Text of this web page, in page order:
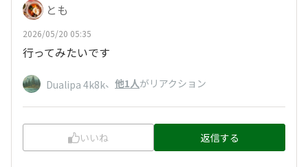
とも
2026/05/20 05:35
行ってみたいです
Dualipa 4k8k、 他1人がリアクション
いいね 返信する